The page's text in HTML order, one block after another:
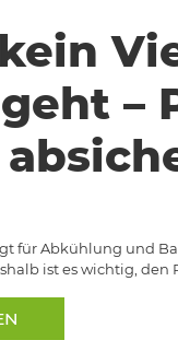
–
für Abkühlung und
ist es wichtig, den